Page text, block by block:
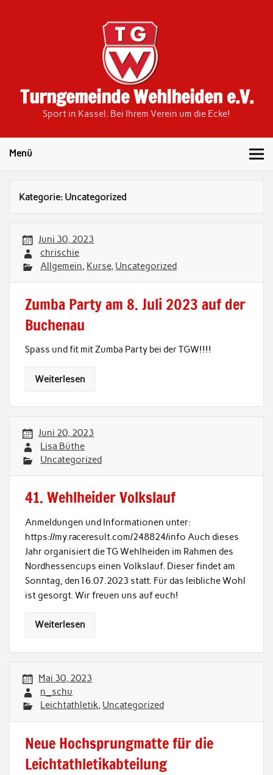
Turngemeinde Wehlheiden e.V.
Sport in Kassel. Bei Ihrem Verein um die Ecke!
Menü
Kategorie: Uncategorized
Juni 30, 2023
chrischie
Allgemein, Kurse, Uncategorized
Zumba Party am 8. Juli 2023 auf der
Buchenau
Spass und fit mit Zumba Party bei der TGW!!!!
Weiterlesen
Juni 20, 2023
Lisa Büthe
Uncategorized
41. Wehlheider Volkslauf
Anmeldungen und Informationen unter:
https://my.raceresult.com/248824/info Auch dieses
Jahr organisiert die TG Wehlheiden im Rahmen des
Nordhessencups einen Volkslauf. Dieser findet am
Sonntag, den16.07.2023 statt. Für das leibliche Wohl
ist gesorgt. Wir freuen uns auf euch!
Weiterlesen
Mai 30, 2023
n_schu
Leichtathletik, Uncategorized
Neue Hochsprungmatte für die
Leichtathletikabteilung